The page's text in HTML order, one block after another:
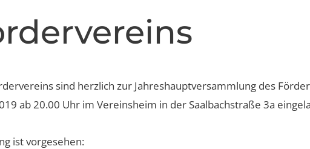
sind herzlich zur Jahreshauptversammlung des
ab 20.00 Uhr im Vereinsheim in der Saalbachstraße 3a
ist vorgesehen: